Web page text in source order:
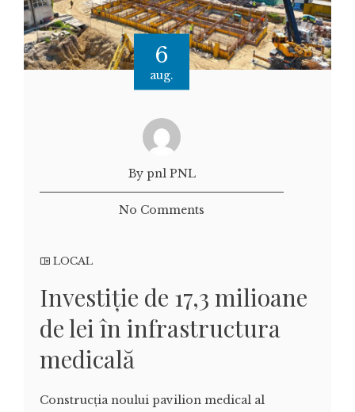
6
aug.
By pnl PNL
No Comments
LOCAL
Investiție de 17,3 milioane
de lei în infrastructura
medicală
Construcția noului pavilion medical al